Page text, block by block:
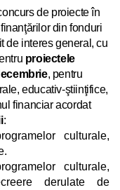
de proiecte în
din fonduri
de interes general, cu
proiectele
, pentru
, educativ-ştiinţifice,
financiar acordat
:
culturale,
culturale,
derulate de